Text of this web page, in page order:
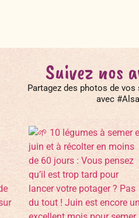
Suivez nos
Partagez des photos de
avec